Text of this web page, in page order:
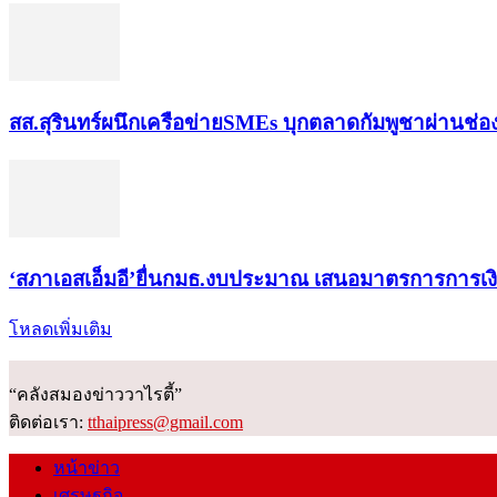
สส.สุรินทร์ผนึกเครือข่ายSMEs บุกตลาดกัมพูชาผ่านช่อ
‘สภาเอสเอ็มอี’ยื่นกมธ.งบประมาณ เสนอมาตรการการเ
โหลดเพิ่มเติม
“คลังสมองข่าววาไรตี้”
ติดต่อเรา: tthaipress@gmail.com
หน้าข่าว